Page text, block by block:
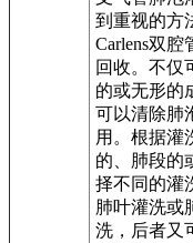
到重视的方
Carlens双
回收。不仅
的或无形的
可以清除肺
用。根据灌
的、肺段的
择不同的灌
肺叶灌洗或
洗，后者又